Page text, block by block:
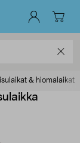
& hiomalaikat